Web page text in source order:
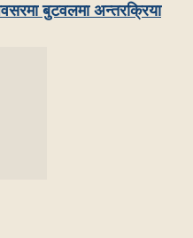
बुटवलमा अन्तरक्रिया